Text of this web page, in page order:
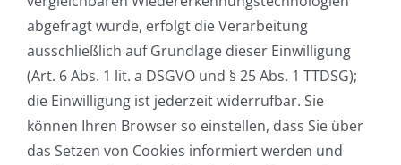
abgefragt wurde, erfolgt die Verarbeitung
ausschließlich auf Grundlage dieser Einwilligung
(Art. 6 Abs. 1 lit. a DSGVO und § 25 Abs. 1 TTDSG);
die Einwilligung ist jederzeit widerrufbar. Sie
können Ihren Browser so einstellen, dass Sie über
das Setzen von Cookies informiert werden und